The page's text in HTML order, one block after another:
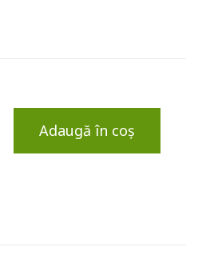
Adaugă în coș